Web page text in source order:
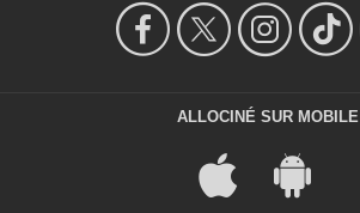
ALLOCINÉ SUR MOBILE